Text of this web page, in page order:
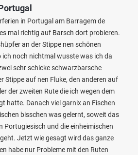
in Portugal am Barragem de
mal richtig auf Barsch dort probieren.
an der Stippe nen schönen
noch nichtmal wusste was ich da
sehr schicke schwarzbarsche
Stippe auf nen Fluke, den anderen auf
der zweiten Rute die ich wegen dem
hatte. Danach viel garnix an Fischen
bisschen was gelernt, soweit das
Portugiesisch und die einheimischen
Jetzt wie gesagt wird das ganze
habe nur Probleme mit den Ruten